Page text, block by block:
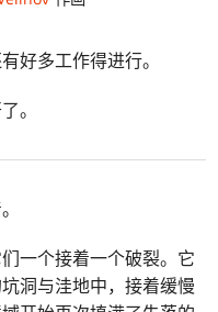
好多工作得进行。
。
一个接着一个破裂。它
洞与洼地中，接着缓慢